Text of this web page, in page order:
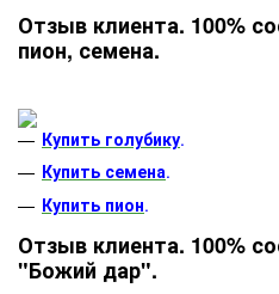
Отзыв клиента. 100%
пион, семена.
Купить голубику.
Купить семена.
Купить пион.
Отзыв клиента. 100%
"Божий дар".